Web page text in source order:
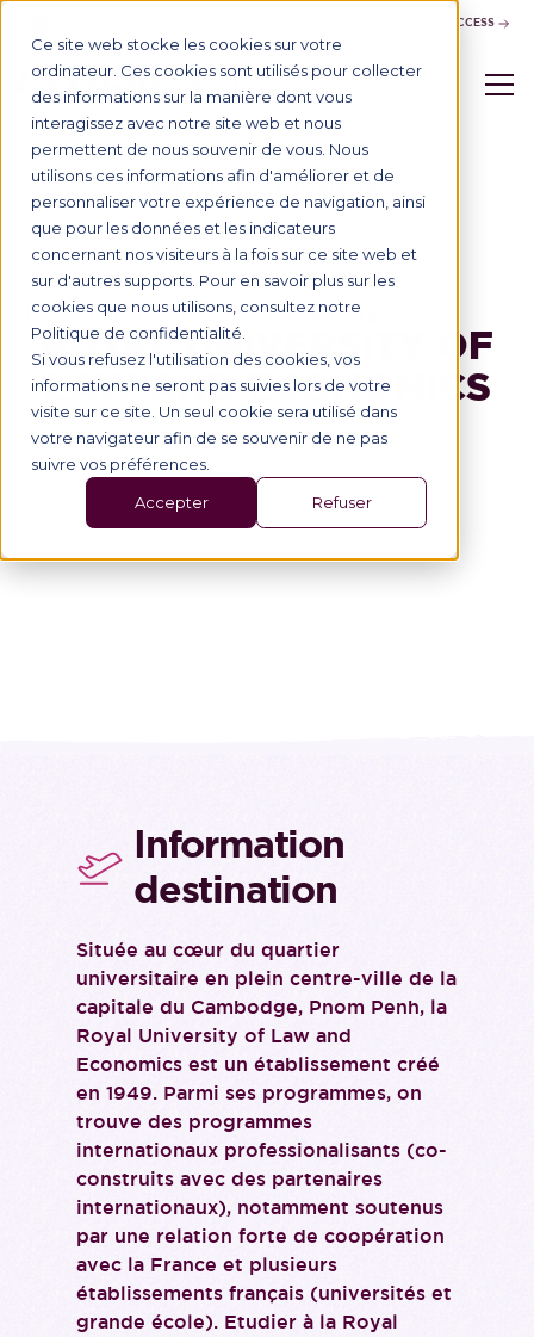
Ce site web stocke les cookies sur votre
ordinateur. Ces cookies sont utilisés pour collecter
des informations sur la manière dont vous
interagissez avec notre site web et nous
permettent de nous souvenir de vous. Nous
utilisons ces informations afin d'améliorer et de
personnaliser votre expérience de navigation, ainsi
que pour les données et les indicateurs
concernant nos visiteurs à la fois sur ce site web et
sur d'autres supports. Pour en savoir plus sur les
cookies que nous utilisons, consultez notre
Politique de confidentialité.
Si vous refusez l'utilisation des cookies, vos
informations ne seront pas suivies lors de votre
visite sur ce site. Un seul cookie sera utilisé dans
votre navigateur afin de se souvenir de ne pas
suivre vos préférences.
Accepter Refuser
BUSINESS ACCESS
Tous nos partenaires
NOS UNIVERSITÉS PARTENAIRES
ROYAL UNIVERSITY OF
LAW AND ECONOMICS
Information
destination
Située au cœur du quartier
universitaire en plein centre-ville de la
capitale du Cambodge, Pnom Penh, la
Royal University of Law and
Economics est un établissement créé
en 1949. Parmi ses programmes, on
trouve des programmes
internationaux professionalisants (co-
construits avec des partenaires
internationaux), notamment soutenus
par une relation forte de coopération
avec la France et plusieurs
établissements français (universités et
grande école). Etudier à la Royal